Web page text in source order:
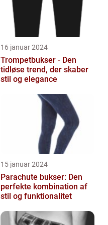
16 januar 2024
Trompetbukser - Den
tidløse trend, der skaber
stil og elegance
15 januar 2024
Parachute bukser: Den
perfekte kombination af
stil og funktionalitet